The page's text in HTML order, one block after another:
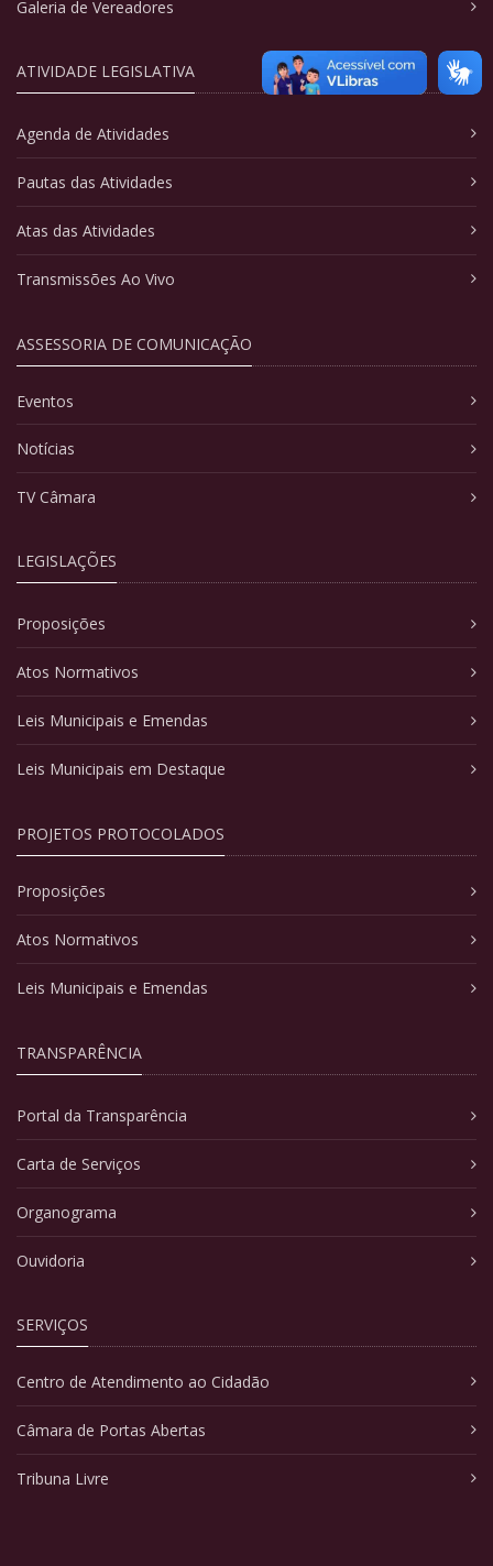
Galeria de Vereadores
ATIVIDADE LEGISLATIVA
Agenda de Atividades
Pautas das Atividades
Atas das Atividades
Transmissões Ao Vivo
ASSESSORIA DE COMUNICAÇÃO
Eventos
Notícias
TV Câmara
LEGISLAÇÕES
Proposições
Atos Normativos
Leis Municipais e Emendas
Leis Municipais em Destaque
PROJETOS PROTOCOLADOS
Proposições
Atos Normativos
Leis Municipais e Emendas
TRANSPARÊNCIA
Portal da Transparência
Carta de Serviços
Organograma
Ouvidoria
SERVIÇOS
Centro de Atendimento ao Cidadão
Câmara de Portas Abertas
Tribuna Livre